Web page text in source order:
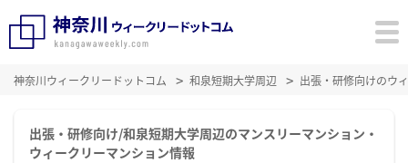
神奈川ウィークリードットコム 和泉短期大学周辺 出張・研修向けのウ
出張・研修向け/和泉短期大学周辺のマンスリーマンション・
ウィークリーマンション情報